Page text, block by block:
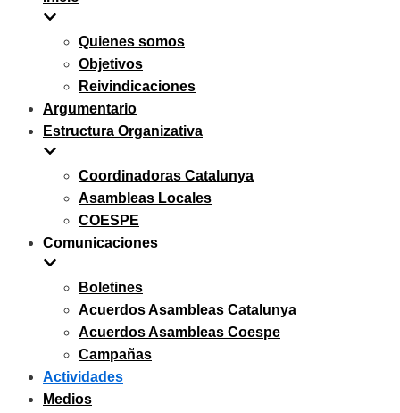
Quienes somos
Objetivos
Reivindicaciones
Argumentario
Estructura Organizativa
Coordinadoras Catalunya
Asambleas Locales
COESPE
Comunicaciones
Boletines
Acuerdos Asambleas Catalunya
Acuerdos Asambleas Coespe
Campañas
Actividades
Medios